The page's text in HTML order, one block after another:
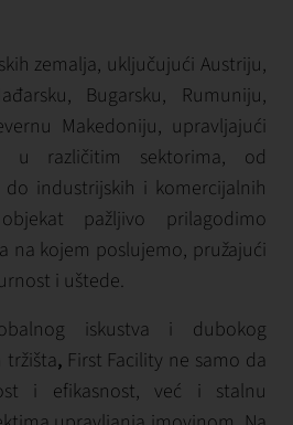
zemalja, uključujući Austriju,
Bugarsku, Rumuniju,
Makedoniju, upravljajući
u različitim sektorima, od
do industrijskih i komercijalnih
pažljivo prilagodimo
na kojem poslujemo, pružajući
i uštede.
iskustva i dubokog
tržišta, First Facility ne samo da
i efikasnost, već i stalnu